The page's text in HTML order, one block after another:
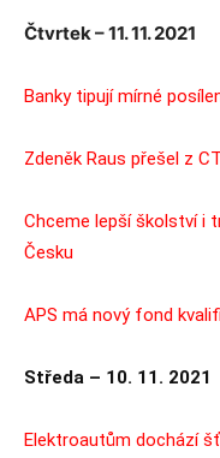
Čtvrtek – 11. 11. 2021
Banky tipují mírné
Zdeněk Raus přešel z
Chceme lepší školství i
Česku
APS má nový fond
Středa – 10. 11. 2021
Elektroautům dochází